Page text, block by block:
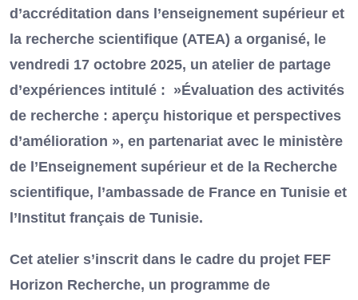
d’accréditation dans l’enseignement supérieur et
la recherche scientifique (ATEA) a organisé, le
vendredi 17 octobre 2025, un atelier de partage
d’expériences intitulé : »Évaluation des activités
de recherche : aperçu historique et perspectives
d’amélioration », en partenariat avec le ministère
de l’Enseignement supérieur et de la Recherche
scientifique, l’ambassade de France en Tunisie et
l’Institut français de Tunisie.
Cet atelier s’inscrit dans le cadre du projet FEF
Horizon Recherche, un programme de